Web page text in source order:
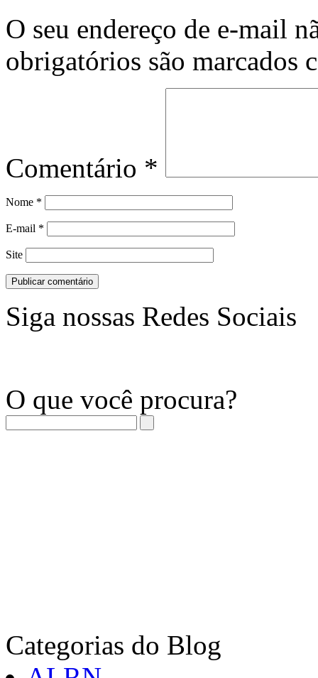
O seu endereço de e-mail
obrigatórios são marcados
Comentário *
Nome *
E-mail *
Site
Siga nossas Redes Sociais
O que você procura?
Categorias do Blog